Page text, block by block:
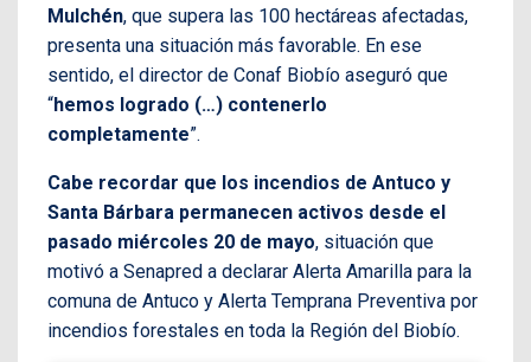
Mulchén, que supera las 100 hectáreas afectadas,
presenta una situación más favorable. En ese
sentido, el director de Conaf Biobío aseguró que
“hemos logrado (…) contenerlo
completamente”.
Cabe recordar que los incendios de Antuco y
Santa Bárbara permanecen activos desde el
pasado miércoles 20 de mayo, situación que
motivó a Senapred a declarar Alerta Amarilla para la
comuna de Antuco y Alerta Temprana Preventiva por
incendios forestales en toda la Región del Biobío.